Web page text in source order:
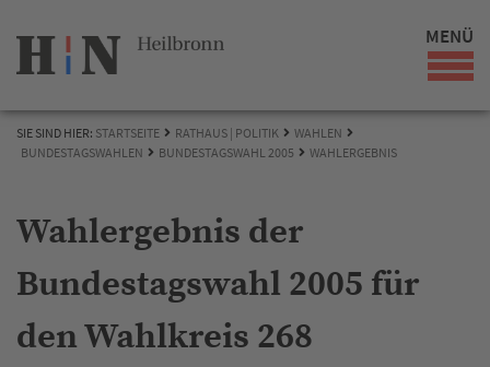
MENÜ
SIE SIND HIER: STARTSEITE RATHAUS | POLITIK
WAHLEN
BUNDESTAGSWAHLEN
BUNDESTAGSWAHL 2005 WAHLERGEBNIS
Wahlergebnis der
Bundestagswahl 2005 für
den Wahlkreis 268